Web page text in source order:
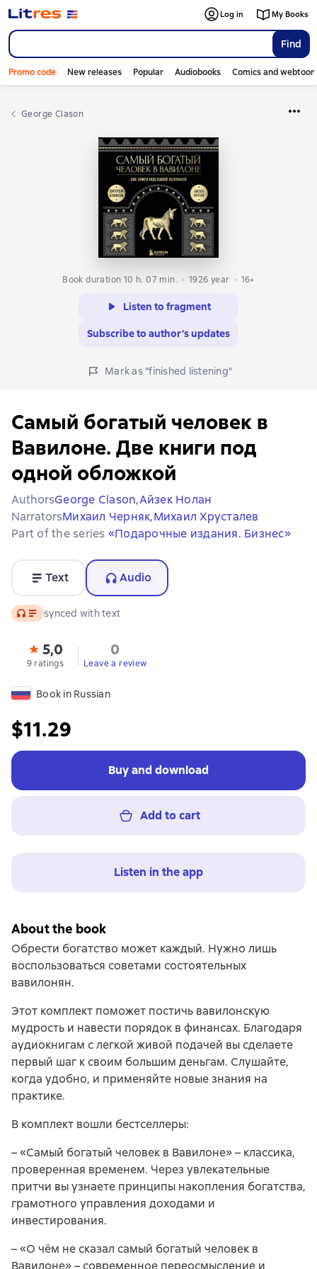
Find
Log in My Books
Promo code New releases Popular Audiobooks Comics and
George Clason
Book duration 10 h. 07 min. 1926 year 16+
Listen to fragment
Subscribe to author’s updates
Mark as "finished listening"
Самый богатый человек в
Вавилоне. Две книги под
одной обложкой
AuthorsGeorge Clason,Айзек Нолан
NarratorsМихаил Черняк,Михаил Хрусталев
Part of the series «Подарочные издания. Бизнес»
Text Audio
Audio synced with text
5,0
9 ratings
0
Leave a review
Book in Russian
$11.29
Buy and download
Add to cart
Listen in the app
About the book
Обрести богатство может каждый. Нужно лишь
воспользоваться советами состоятельных
вавилонян.
Этот комплект поможет постичь вавилонскую
мудрость и навести порядок в финансах. Благодаря
аудиокнигам с легкой живой подачей вы сделаете
первый шаг к своим большим деньгам. Слушайте,
когда удобно, и применяйте новые знания на
практике.
В комплект вошли бестселлеры:
– «Самый богатый человек в Вавилоне» – классика,
проверенная временем. Через увлекательные
притчи вы узнаете принципы накопления богатства,
грамотного управления доходами и
инвестирования.
– «О чём не сказал самый богатый человек в
Вавилоне» – современное переосмысление и